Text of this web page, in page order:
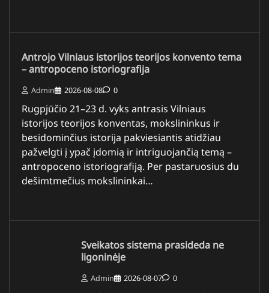
Antrojo Vilniaus istorijos teorijos konvento tema
– antropoceno istoriografija
Admin 2026-08-08 0
Rugpjūčio 21–23 d. vyks antrasis Vilniaus
istorijos teorijos konventas, mokslininkus ir
besidominčius istorija pakviesiantis atidžiau
pažvelgti į ypač įdomią ir intriguojančią temą –
antropoceno istoriografiją. Per pastaruosius du
dešimtmečius mokslininkai…
Sveikatos sistema prasideda ne
ligoninėje
Admin 2026-08-07 0